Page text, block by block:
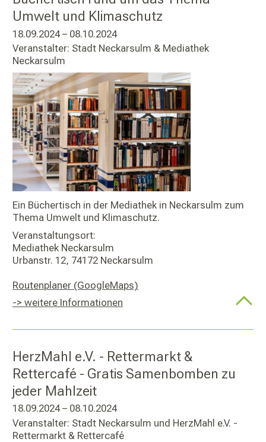
Umwelt und Klimaschutz
18.09.2024 – 08.10.2024
Veranstalter: Stadt Neckarsulm & Mediathek
Neckarsulm
Ein Büchertisch in der Mediathek in Neckarsulm zum
Thema Umwelt und Klimaschutz.
Veranstaltungsort:
Mediathek Neckarsulm
Urbanstr. 12, 74172 Neckarsulm
Routenplaner (GoogleMaps)
-> weitere Informationen
HerzMahl e.V. - Rettermarkt &
Rettercafé - Gratis Samenbomben zu
jeder Mahlzeit
18.09.2024 – 08.10.2024
Veranstalter: Stadt Neckarsulm und HerzMahl e.V. -
Rettermarkt & Rettercafé